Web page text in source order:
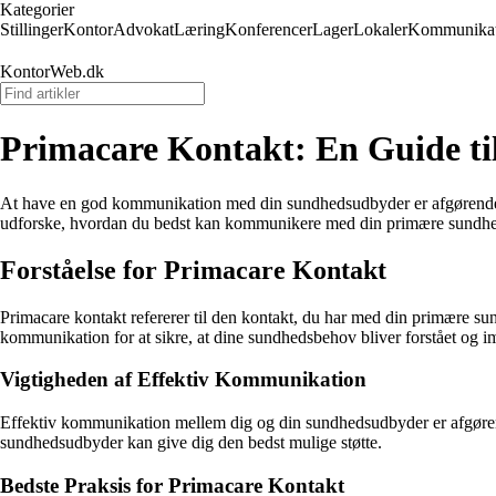
Kategorier
StillingerKontorAdvokatLæringKonferencerLagerLokaler
KontorWeb.dk
Primacare Kontakt: En Guide
At have en god kommunikation med din sundhedsudbyder er
udforske, hvordan du bedst kan kommunikere med din primære
Forståelse for Primacare Kontakt
Primacare kontakt refererer til den kontakt, du har med din primære
kommunikation for at sikre, at dine sundhedsbehov bliver forstået og
Vigtigheden af Effektiv Kommunikation
Effektiv kommunikation mellem dig og din sundhedsudbyder er
sundhedsudbyder kan give dig den bedst mulige støtte.
Bedste Praksis for Primacare Kontakt